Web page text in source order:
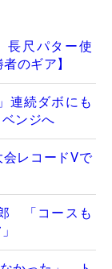
長尺パター使
のギア】
連続ダボにも
ンジへ
レコードVで
「コースも